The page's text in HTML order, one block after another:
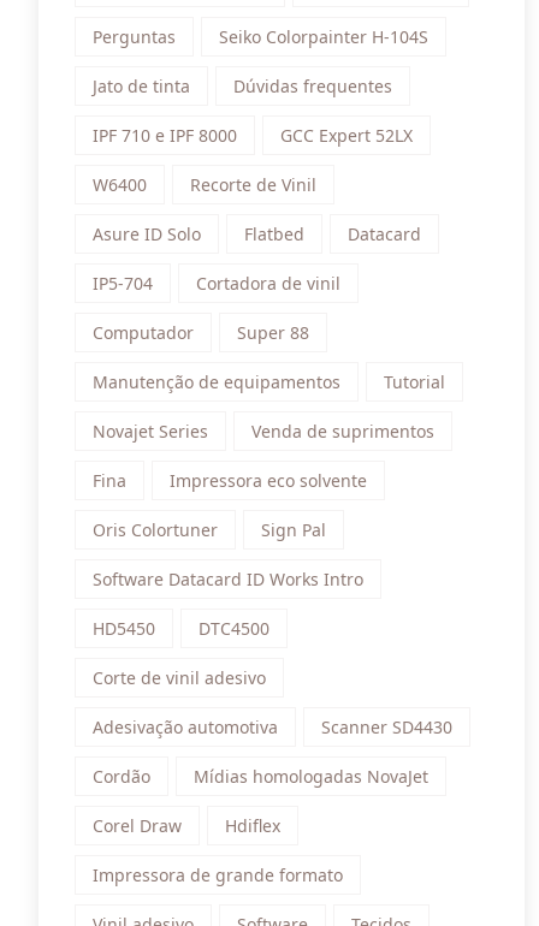
Perguntas Seiko Colorpainter H-104S
Jato de tinta Dúvidas frequentes
IPF 710 e IPF 8000 GCC Expert 52LX
W6400 Recorte de Vinil
Asure ID Solo Flatbed Datacard
IP5-704 Cortadora de vinil
Computador Super 88
Manutenção de equipamentos Tutorial
Novajet Series Venda de suprimentos
Fina Impressora eco solvente
Oris Colortuner Sign Pal
Software Datacard ID Works Intro
HD5450 DTC4500
Corte de vinil adesivo
Adesivação automotiva Scanner SD4430
Cordão Mídias homologadas NovaJet
Corel Draw Hdiflex
Impressora de grande formato